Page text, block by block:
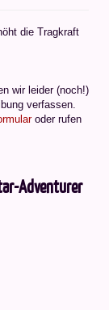
die Tragkraft
wir leider (noch!)
verfassen.
oder rufen
Adventurer